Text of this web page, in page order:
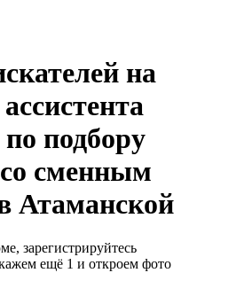
на
подбору
сменным
Атаманской
зарегистрируйтесь
ещё 1 и откроем фото